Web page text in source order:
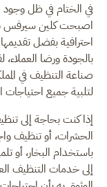
في الختام في ظل وجود
اصبحت كلين سيرفس
احترافية بفضل
بالجودة ورضا
صناعة التنظيف في
لتلبية جميع احتياجات
إذا كنت بحاجة إلى
الحشرات، أو تنظيف
باستخدام البخار، أو
إلى خدمات التنظيف